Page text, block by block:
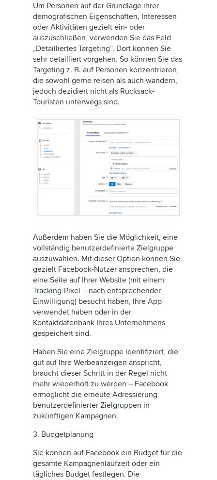
Um Personen auf der Grundlage ihrer
demografischen Eigenschaften, Interessen
oder Aktivitäten gezielt ein- oder
auszuschließen, verwenden Sie das Feld
„Detailliertes Targeting”. Dort können Sie
sehr detailliert vorgehen. So können Sie das
Targeting z. B. auf Personen konzentrieren,
die sowohl gerne reisen als auch wandern,
jedoch dezidiert nicht als Rucksack-
Touristen unterwegs sind.
Außerdem haben Sie die Möglichkeit, eine
vollständig benutzerdefinierte Zielgruppe
auszuwählen. Mit dieser Option können Sie
gezielt Facebook-Nutzer ansprechen, die
eine Seite auf Ihrer Website (mit einem
Tracking-Pixel – nach entsprechender
Einwilligung) besucht haben, Ihre App
verwendet haben oder in der
Kontaktdatenbank Ihres Unternehmens
gespeichert sind.
Haben Sie eine Zielgruppe identifiziert, die
gut auf Ihre Werbeanzeigen anspricht,
braucht dieser Schritt in der Regel nicht
mehr wiederholt zu werden – Facebook
ermöglicht die erneute Adressierung
benutzerdefinierter Zielgruppen in
zukünftigen Kampagnen.
3. Budgetplanung
Sie können auf Facebook ein Budget für die
gesamte Kampagnenlaufzeit oder ein
tägliches Budget festlegen. Die